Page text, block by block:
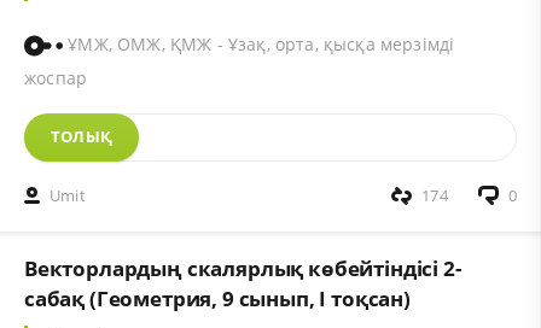
ҰМЖ, ОМЖ, ҚМЖ - Ұзақ, орта, қысқа мерзімді
жоспар
ТОЛЫҚ
Umit 0
174
Векторлардың скалярлық көбейтіндісі 2-
сабақ (Геометрия, 9 сынып, I тоқсан)